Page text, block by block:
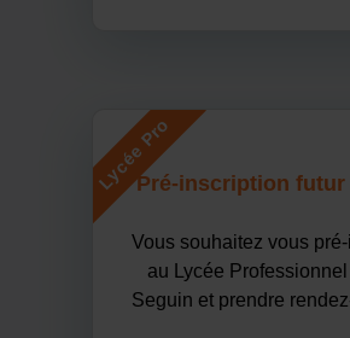
Lycée ProPré-inscription futur
Vous souhaitez vous
au Lycée
Seguin et prendre